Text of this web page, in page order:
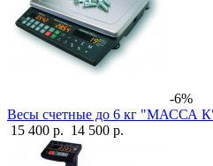
-6%
Весы счетные до 6 кг "МАССА
15 400 р. 14 500 р.